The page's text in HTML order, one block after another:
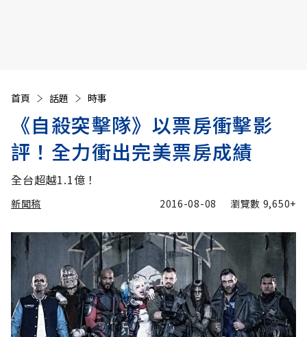
首頁 話題 時事
《自殺突擊隊》以票房衝擊影
評！全力衝出完美票房成績
全台超越1.1億！
新聞稿 2016-08-08 瀏覽數 9,650+